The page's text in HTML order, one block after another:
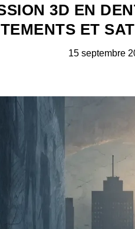
3D EN
ET
15 septembre